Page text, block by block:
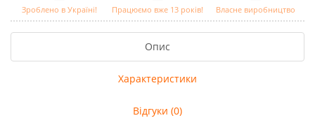
Зроблено в Україні! Працюємо вже 13 років! Власне виробництво
Опис
Характеристики
Відгуки (0)